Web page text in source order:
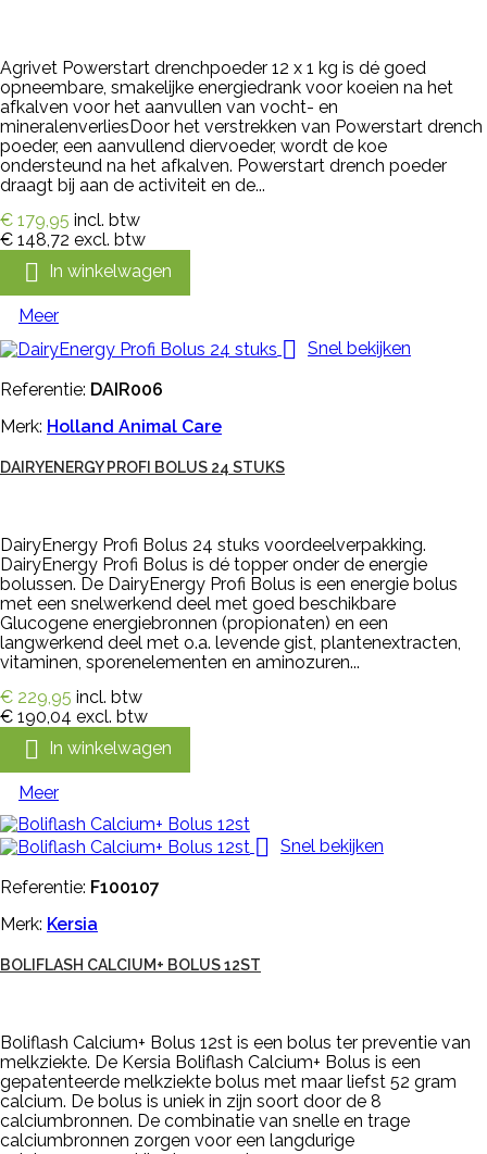
Agrivet Powerstart drenchpoeder 12 x 1 kg is dé goed
opneembare, smakelijke energiedrank voor koeien na het
afkalven voor het aanvullen van vocht- en
mineralenverliesDoor het verstrekken van Powerstart drench
poeder, een aanvullend diervoeder, wordt de koe
ondersteund na het afkalven. Powerstart drench poeder
draagt bij aan de activiteit en de...
€ 179,95 incl. btw
€ 148,72 excl. btw
 In winkelwagen
Meer
 Snel bekijken
Referentie: DAIR006
Merk: Holland Animal Care
DAIRYENERGY PROFI BOLUS 24 STUKS
DairyEnergy Profi Bolus 24 stuks voordeelverpakking.
DairyEnergy Profi Bolus is dé topper onder de energie
bolussen. De DairyEnergy Profi Bolus is een energie bolus
met een snelwerkend deel met goed beschikbare
Glucogene energiebronnen (propionaten) en een
langwerkend deel met o.a. levende gist, plantenextracten,
vitaminen, sporenelementen en aminozuren...
€ 229,95 incl. btw
€ 190,04 excl. btw
 In winkelwagen
Meer
 Snel bekijken
Referentie: F100107
Merk: Kersia
BOLIFLASH CALCIUM+ BOLUS 12ST
Boliflash Calcium+ Bolus 12st is een bolus ter preventie van
melkziekte. De Kersia Boliflash Calcium+ Bolus is een
gepatenteerde melkziekte bolus met maar liefst 52 gram
calcium. De bolus is uniek in zijn soort door de 8
calciumbronnen. De combinatie van snelle en trage
calciumbronnen zorgen voor een langdurige